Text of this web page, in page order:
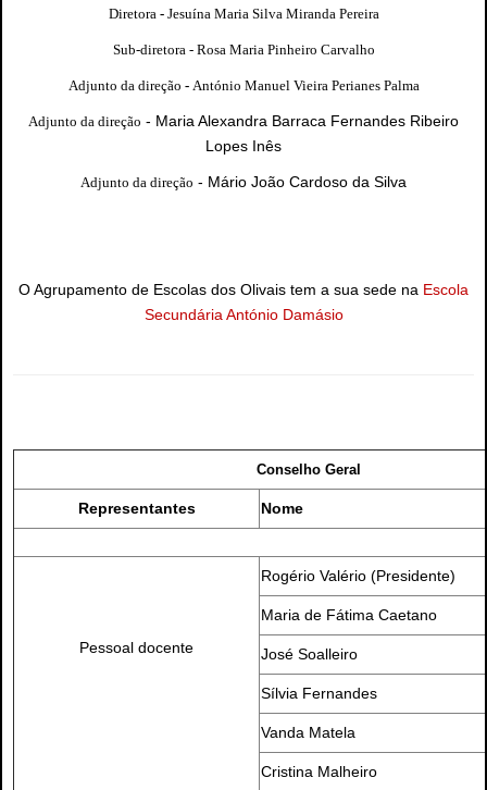
Diretora- Jesuína Maria Silva Miranda Pereira
Sub-diretora - Rosa Maria Pinheiro Carvalho
Adjunto da direção - António Manuel Vieira Perianes Palma
Adjunto da direção - Maria Alexandra Barraca Fernandes Ribeiro
Lopes Inês
Adjunto da direção - Mário João Cardoso da Silva
O Agrupamento de Escolas dos Olivais tem a sua sede na Escola
Secundária António Damásio
Conselho Geral
Representantes Nome
Pessoal docente
Rogério Valério (Presidente)
Maria de Fátima Caetano
José Soalleiro
Sílvia Fernandes
Vanda Matela
Cristina Malheiro